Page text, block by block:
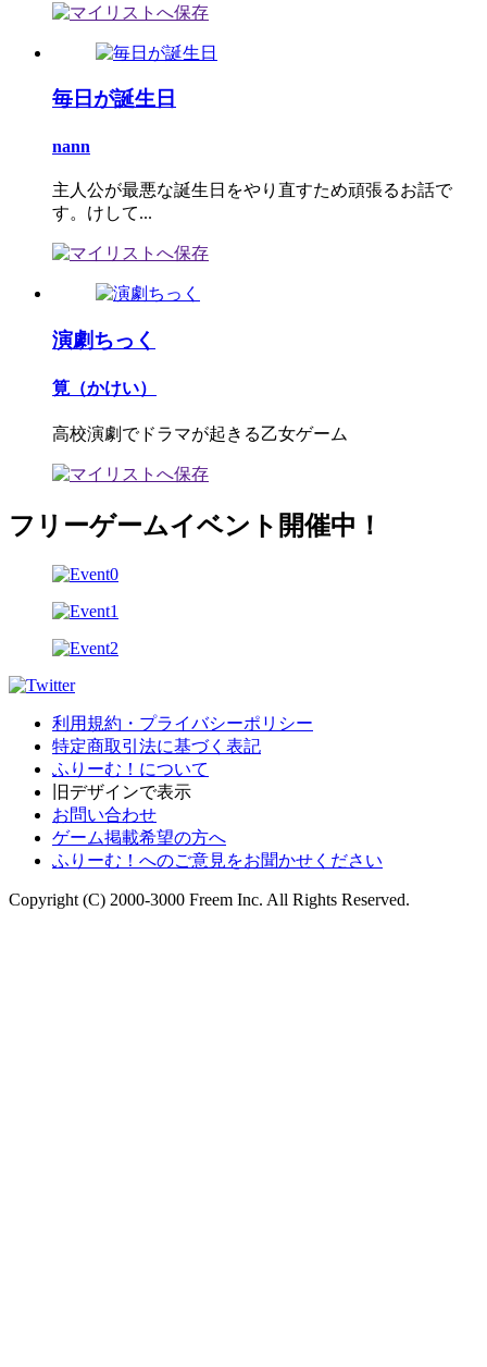
毎日が誕生日
nann
主人公が最悪な誕生日をやり直すため頑張るお話で
す。けして...
演劇ちっく
筧（かけい）
高校演劇でドラマが起きる乙女ゲーム
フリーゲームイベント開催中！
利用規約・プライバシーポリシー
特定商取引法に基づく表記
ふりーむ！について
旧デザインで表示
お問い合わせ
ゲーム掲載希望の方へ
ふりーむ！へのご意見をお聞かせください
Copyright (C) 2000-3000 Freem Inc. All Rights Reserved.